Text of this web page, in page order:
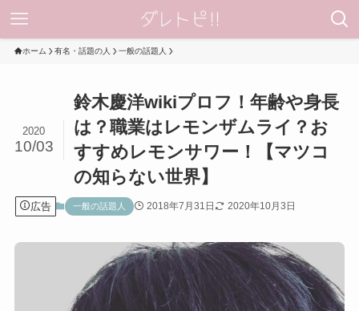
ホーム 有名・話題の人 一般の話題人
鈴木慶洋wikiプロフ！年齢や身長
は？職業はレモンザムライ？お
すすめレモンサワー！【マツコ
の知らない世界】
2020
10/03
広告 一般の話題人 2018年7月31日 2020年10月3日